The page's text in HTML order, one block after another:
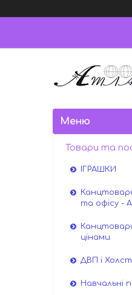
Товари та
ІГРАШКИ
та офісу -
цінами
ДВП і
Навчальні